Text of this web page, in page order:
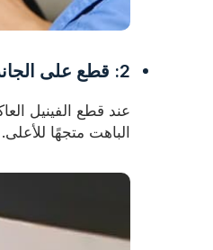
2: قطع على الجانب الصحيح
عند قطع الفينيل
الباهت متجهًا